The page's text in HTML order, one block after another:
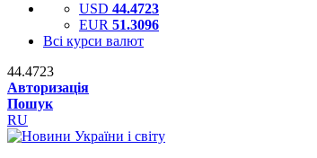
USD 44.4723
EUR 51.3096
Всі курси валют
44.4723
Авторизація
Пошук
RU